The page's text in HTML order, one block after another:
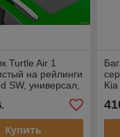
Turtle Air 1
на рейлинги
SW, универсал,
Купить